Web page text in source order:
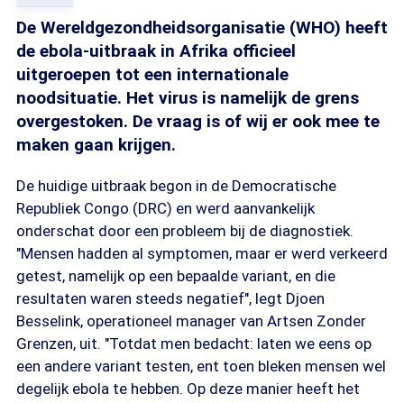
De Wereldgezondheidsorganisatie (WHO) heeft
de ebola-uitbraak in Afrika officieel
uitgeroepen tot een internationale
noodsituatie. Het virus is namelijk de grens
overgestoken. De vraag is of wij er ook mee te
maken gaan krijgen.
De huidige uitbraak begon in de Democratische
Republiek Congo (DRC) en werd aanvankelijk
onderschat door een probleem bij de diagnostiek.
"Mensen hadden al symptomen, maar er werd verkeerd
getest, namelijk op een bepaalde variant, en die
resultaten waren steeds negatief", legt Djoen
Besselink, operationeel manager van Artsen Zonder
Grenzen, uit. "Totdat men bedacht: laten we eens op
een andere variant testen, ent toen bleken mensen wel
degelijk ebola te hebben. Op deze manier heeft het